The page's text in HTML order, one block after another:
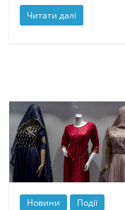
Читати далі
Новини Події